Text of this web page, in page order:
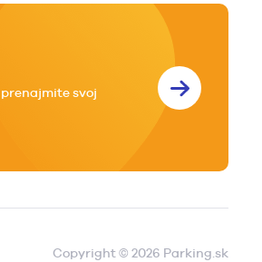
svoj
Copyright © 2026 Parking.sk